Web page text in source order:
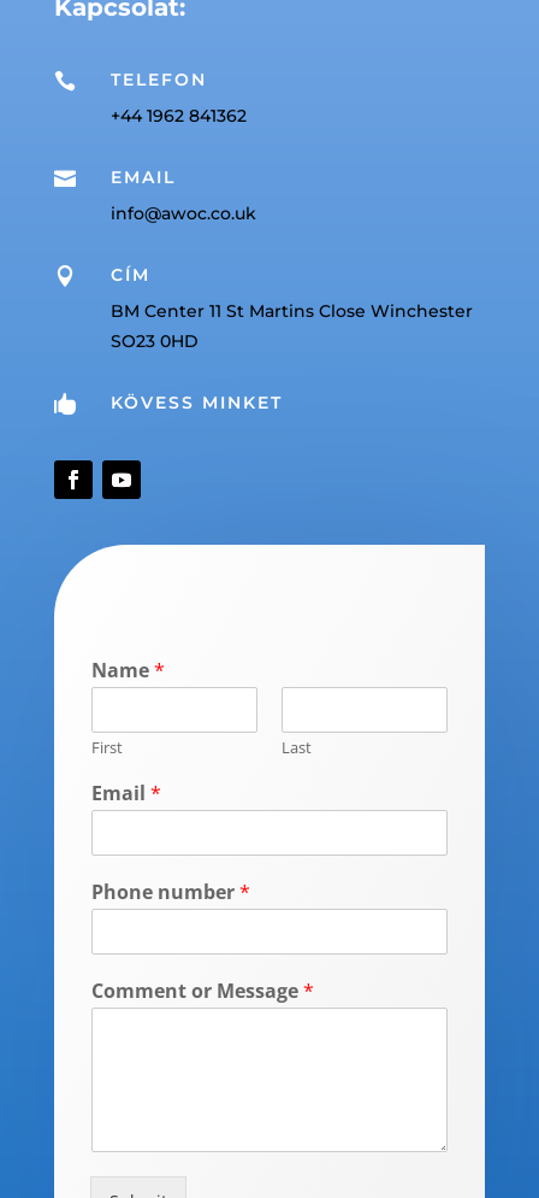
Kapcsolat:

TELEFON
+44 1962 841362

EMAIL
info@awoc.co.uk

CÍM
BM Center 11 St Martins Close Winchester
SO23 0HD
 KÖVESS MINKET
Name*
First Last
Email *
Phone number*
Comment or Message*